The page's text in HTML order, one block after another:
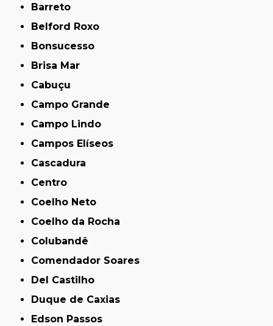
Barreto
Belford Roxo
Bonsucesso
Brisa Mar
Cabuçu
Campo Grande
Campo Lindo
Campos Elíseos
Cascadura
Centro
Coelho Neto
Coelho da Rocha
Colubandê
Comendador Soares
Del Castilho
Duque de Caxias
Edson Passos